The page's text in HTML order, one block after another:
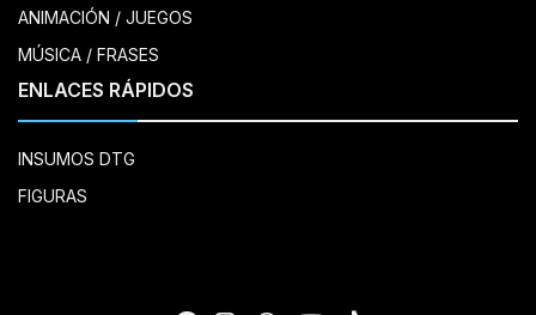
ANIMACIÓN / JUEGOS
MÚSICA / FRASES
ENLACES RÁPIDOS
INSUMOS DTG
FIGURAS